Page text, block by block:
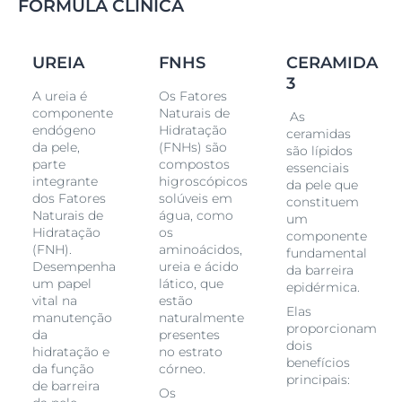
absorvida pela pele para uma total comodidade e
agradável desenvolvida especialmente para a pele
seca, criando uma experiência positiva semelhante à
de um spa e sem a irritação que os produtos com
fragância poderiam causar.
A espuma para os pés é ideal para pessoas com pele
envelhecida e/ou seca, e para pessoas com condições
de pele como xerose, psoríase e, especialmente, na
diabetes.
FÓRMULA CLÍNICA
UREIA
A ureia é
componente
endógeno
da pele,
parte
integrante
dos Fatores
Naturais de
Hidratação
(FNH).
Desempenha
um papel
vital na
manutenção
da
hidratação e
da função
de barreira
FNHS
Os Fatores
Naturais de
Hidratação
(FNHs) são
compostos
higroscópicos
solúveis em
água, como
os
aminoácidos,
ureia e ácido
lático, que
estão
naturalmente
presentes
no estrato
córneo.
Os
CERAMIDA
3
As
ceramidas
são lípidos
essenciais
da pele que
constituem
um
componente
fundamental
da barreira
epidérmica.
Elas
proporcionam
dois
benefícios
principais: